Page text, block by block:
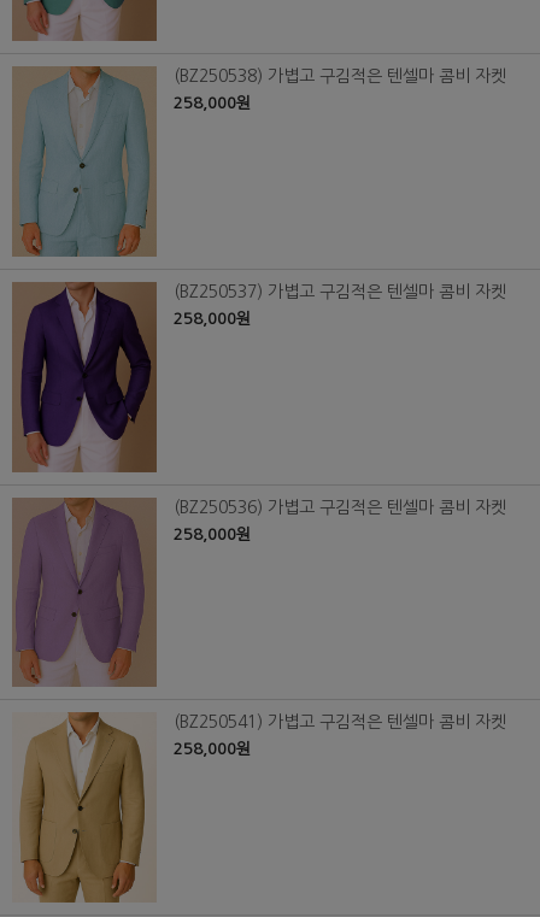
(BZ250538) 가볍고 구김적은 텐셀마 콤비 자켓
258,000원
(BZ250537) 가볍고 구김적은 텐셀마 콤비 자켓
258,000원
(BZ250536) 가볍고 구김적은 텐셀마 콤비 자켓
258,000원
(BZ250541) 가볍고 구김적은 텐셀마 콤비 자켓
258,000원